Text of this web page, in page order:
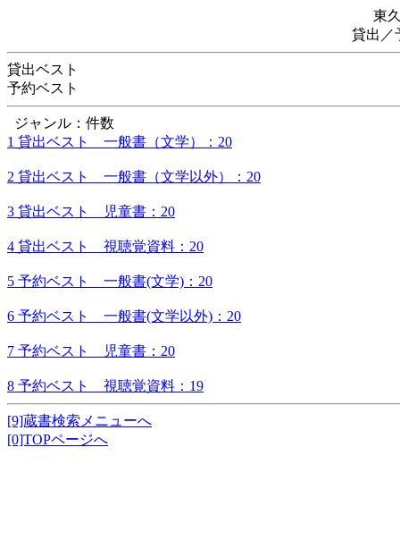
東
貸出／
貸出ベスト
予約ベスト
ジャンル：件数
1 貸出ベスト 一般書（文学）：20
2 貸出ベスト 一般書（文学以外）：20
3 貸出ベスト 児童書：20
4 貸出ベスト 視聴覚資料：20
5 予約ベスト 一般書(文学)：20
6 予約ベスト 一般書(文学以外)：20
7 予約ベスト 児童書：20
8 予約ベスト 視聴覚資料：19
[9]蔵書検索メニューへ
[0]TOPページへ